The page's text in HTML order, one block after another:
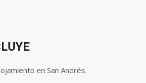
en San Andrés.